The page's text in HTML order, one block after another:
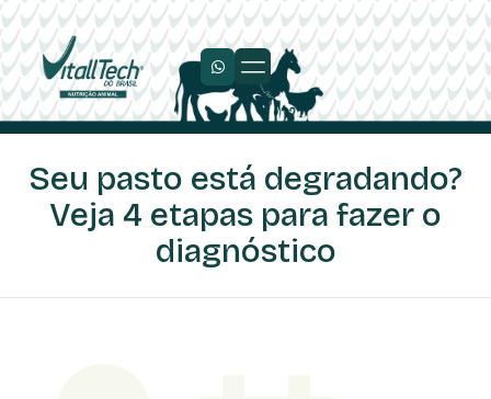
Seu pasto está degradando?
Veja 4 etapas para fazer o
diagnóstico